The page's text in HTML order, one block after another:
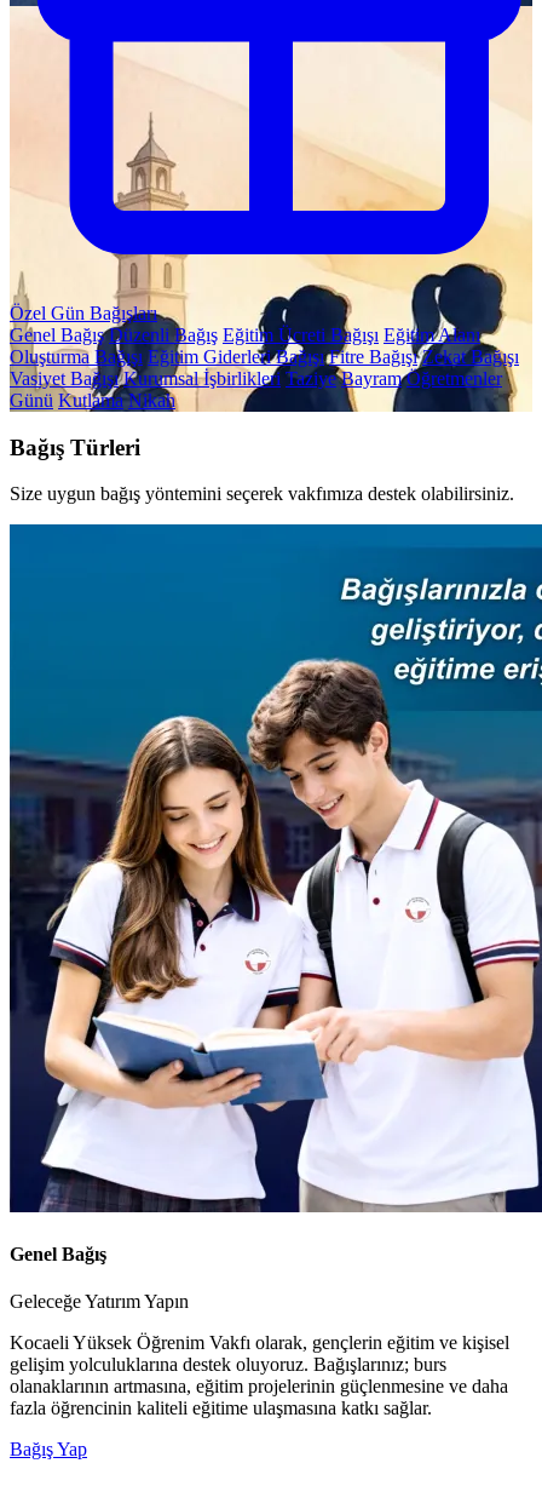
Özel Gün Bağışları
Genel Bağış Düzenli Bağış Eğitim Ücreti Bağışı Eğitim Alanı
Oluşturma Bağışı Eğitim Giderleri Bağışı Fitre Bağışı Zekat Bağışı
Vasiyet Bağışı Kurumsal İşbirlikleri Taziye Bayram Öğretmenler
Günü Kutlama Nikah
Bağış Türleri
Size uygun bağış yöntemini seçerek vakfımıza destek olabilirsiniz.
Genel Bağış
Geleceğe Yatırım Yapın
Kocaeli Yüksek Öğrenim Vakfı olarak, gençlerin eğitim ve kişisel
gelişim yolculuklarına destek oluyoruz. Bağışlarınız; burs
olanaklarının artmasına, eğitim projelerinin güçlenmesine ve daha
fazla öğrencinin kaliteli eğitime ulaşmasına katkı sağlar.
Bağış Yap